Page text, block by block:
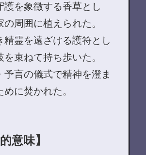
護を象徴する香草とし
の周囲に植えられた。
精霊を遠ざける護符とし
を束ねて持ち歩いた。
予言の儀式で精神を澄ま
めに焚かれた。
意味】